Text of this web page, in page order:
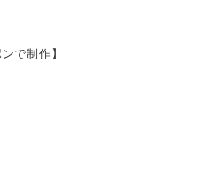
で制作】